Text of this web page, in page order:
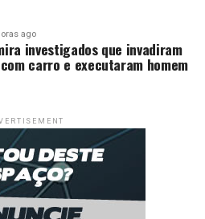
ago
investigados que invadiram
carro e executaram homem